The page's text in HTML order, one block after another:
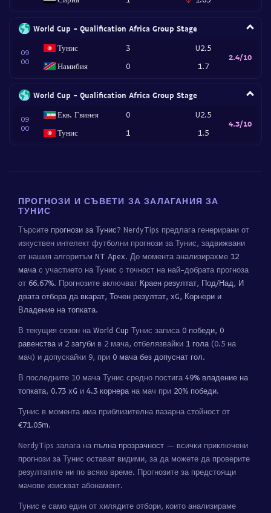
World Cup - Qualification Africa Group Stage
09
00
Тунис
Намибия
3
0
U2.5
1.7
2.4/10
World Cup - Qualification Africa Group Stage
09
00
Екв. Гвинея
Тунис
0
1
U2.5
1.5
4.3/10
ПРОГНОЗИ И СЪВЕТИ ЗА ЗАЛАГАНИЯ ЗА
ТУНИС
Търсите прогнози за Тунис? NerdyTips предлага генерирани от
изкуствен интелект футболни прогнози за Тунис, задвижвани
от нашия алгоритъм NT Apex. До момента анализирахме 12
мачас участието на Тунис с точност на най-добрата прогноза
от 66.67%. Прогнозите включват Краен резултат, Под/Над, И
двата отбора да вкарат, Точен резултат, xG, Корнери и
Владение на топката.
В текущия сезон на World Cup Тунис записа 0 победи, 0
равенства и 2 загуби в 2 мача, отбелязвайки 1 гола(0.5 на
мач) и допускайки 9, при 0 мача без допуснат гол.
В последните 10 мача Тунис средно постига 49% владение на
топката, 0.73 xG и 4.3 корнерана мач при 20% победи.
Тунис в момента има приблизителна пазарна стойност от
€71.05m.
NerdyTips залага на пълна прозрачност — всички приключени
прогнози за Тунис остават видими, за да можете да проверите
резултатите ни по всяко време. Прогнозите за предстоящи
мачове изискват абонамент.
Тунис е само един от хилядите отбори, които анализираме